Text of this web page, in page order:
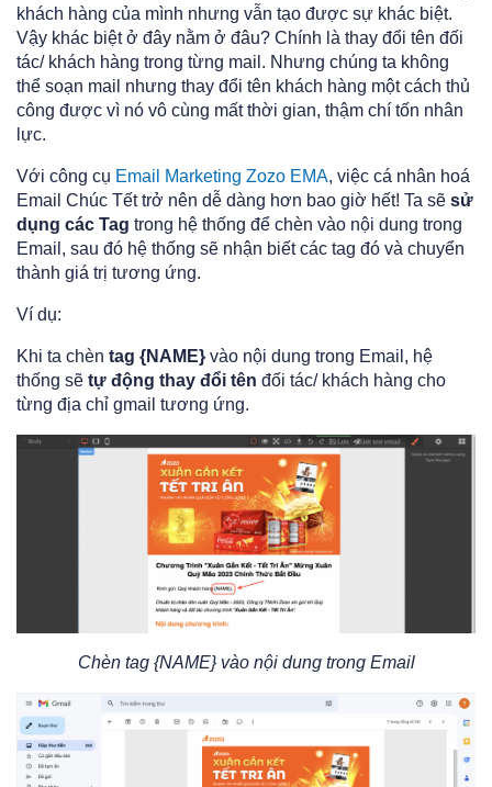
khách hàng của mình nhưng vẫn tạo được sự khác biệt.
Vậy khác biệt ở đây nằm ở đâu? Chính là thay đổi tên đối
tác/ khách hàng trong từng mail. Nhưng chúng ta không
thể soạn mail nhưng thay đổi tên khách hàng một cách thủ
công được vì nó vô cùng mất thời gian, thậm chí tốn nhân
lực.
Với công cụ Email Marketing Zozo EMA, việc cá nhân hoá
Email Chúc Tết trở nên dễ dàng hơn bao giờ hết! Ta sẽ sử
dụng các Tag trong hệ thống để chèn vào nội dung trong
Email, sau đó hệ thống sẽ nhận biết các tag đó và chuyển
thành giá trị tương ứng.
Ví dụ:
Khi ta chèn tag {NAME} vào nội dung trong Email, hệ
thống sẽ tự động thay đổi tên đối tác/ khách hàng cho
từng địa chỉ gmail tương ứng.
Chèn tag {NAME} vào nội dung trong Email